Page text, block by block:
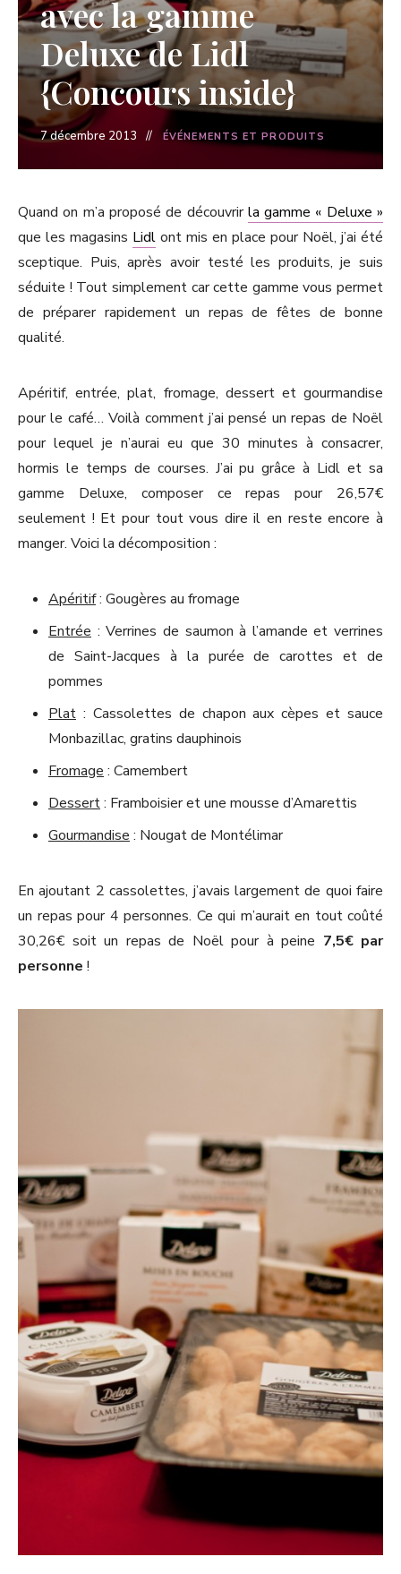
avec la gamme
Deluxe de Lidl
{Concours inside}
7 décembre 2013 ÉVÉNEMENTS ET PRODUITS
Quand on m’a proposé de découvrirla gamme « Deluxe »
que les magasins Lidl ont mis en place pour Noël, j’ai été
sceptique. Puis, après avoir testé les produits, je suis
séduite ! Tout simplement car cette gamme vous permet
de préparer rapidement un repas de fêtes de bonne
qualité.
Apéritif, entrée, plat, fromage, dessert et gourmandise
pour le café… Voilà comment j’ai pensé un repas de Noël
pour lequel je n’aurai eu que 30 minutes à consacrer,
hormis le temps de courses. J’ai pu grâce à Lidl et sa
gamme Deluxe, composer ce repas pour 26,57€
seulement ! Et pour tout vous dire il en reste encore à
manger. Voici la décomposition :
Apéritif: Gougères au fromage
Entrée : Verrines de saumon à l’amande et verrines
de Saint-Jacques à la purée de carottes et de
pommes
Plat : Cassolettes de chapon aux cèpes et sauce
Monbazillac, gratins dauphinois
Fromage : Camembert
Dessert: Framboisier et une mousse d’Amarettis
Gourmandise : Nougat de Montélimar
En ajoutant 2 cassolettes, j’avais largement de quoi faire
un repas pour 4 personnes. Ce qui m’aurait en tout coûté
30,26€ soit un repas de Noël pour à peine 7,5€ par
personne !